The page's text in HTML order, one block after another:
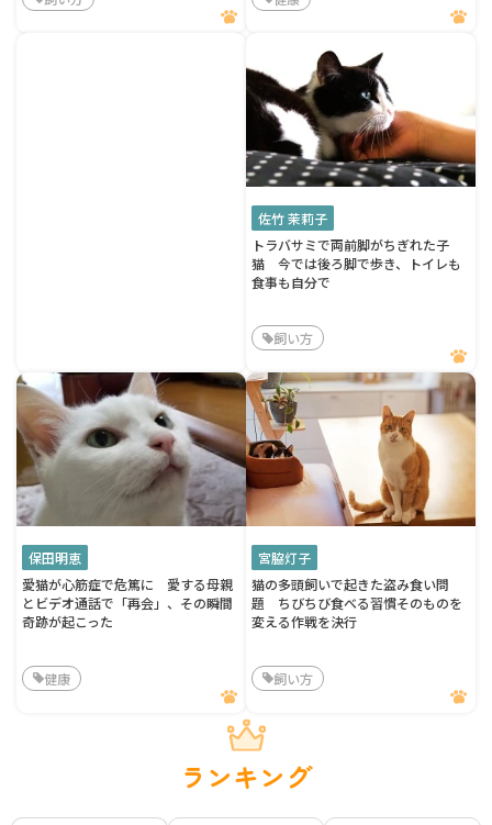
佐竹 茉莉子
トラバサミで両前脚がちぎれた子
猫 今では後ろ脚で歩き、トイレも
食事も自分で
飼い方
保田明恵
愛猫が心筋症で危篤に 愛する母親
とビデオ通話で「再会」、その瞬間
奇跡が起こった
健康
宮脇灯子
猫の多頭飼いで起きた盗み食い問
題 ちびちび食べる習慣そのものを
変える作戦を決行
飼い方
ランキング